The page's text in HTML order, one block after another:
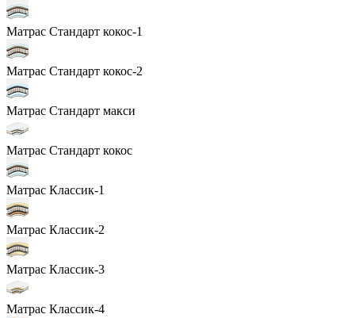
Матрас Стандарт кокос-1
Матрас Стандарт кокос-2
Матрас Стандарт макси
Матрас Стандарт кокос
Матрас Классик-1
Матрас Классик-2
Матрас Классик-3
Матрас Классик-4